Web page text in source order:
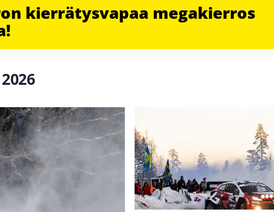
kierrätysvapaa megakierros